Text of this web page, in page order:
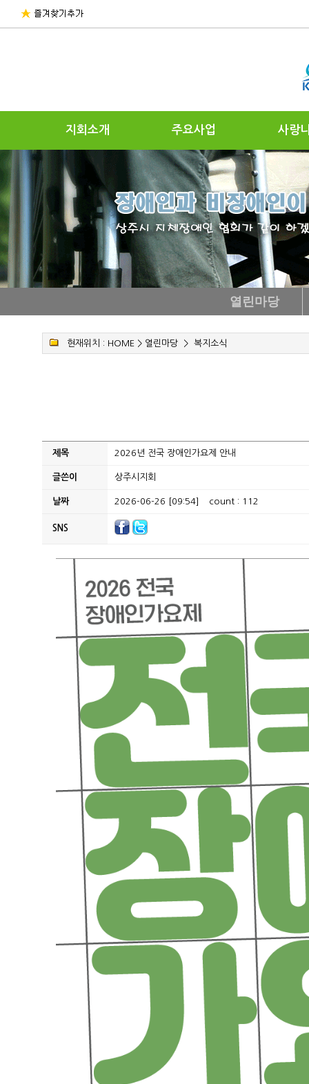
지회소개 주요사업 사랑
열린마당
현재위치 : HOME > 열린마당> 복지소식
제목 2026년 전국 장애인가요제 안내
글쓴이 상주시지회
날짜 2026-06-26 [09:54] count : 112
SNS